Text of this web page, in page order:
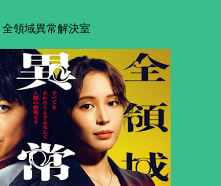
全領域異常解決室